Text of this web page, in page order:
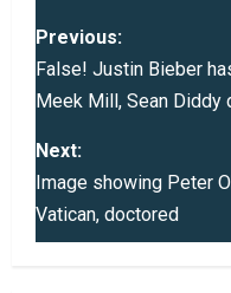
P
o
t
n
Previous:
False! Justin Bieber
Meek Mill, Sean Diddy
Next:
Image showing Peter
Vatican, doctored